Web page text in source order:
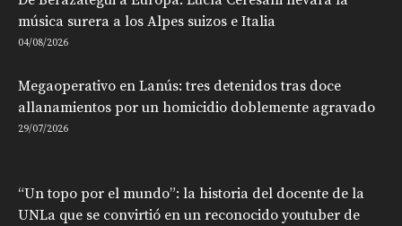
música surera a los Alpes suizos e Italia
04/08/2026
Megaoperativo en Lanús: tres detenidos tras doce
allanamientos por un homicidio doblemente agravado
29/07/2026
“Un topo por el mundo”: la historia del docente de la
UNLa que se convirtió en un reconocido youtuber de